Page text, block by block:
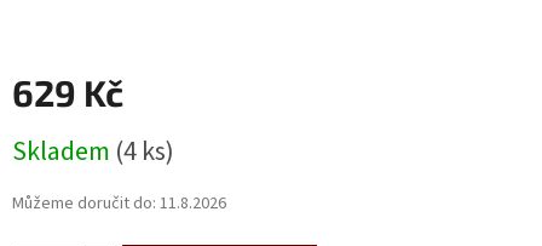
629 Kč
cena:
Skladem (4 ks)
Můžeme doručit do: 11.8.2026